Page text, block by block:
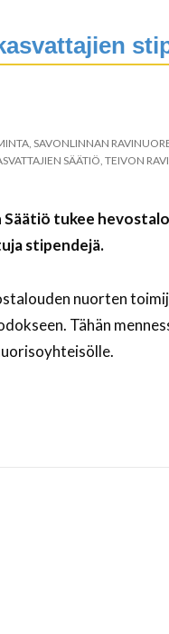
,SAVONLINNAN
SÄÄTIÖ,TEIVON
tukee
stipendejä.
nuorten
Tähän